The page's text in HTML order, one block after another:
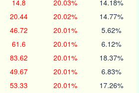
14.8 20.03% 14.18%
20.44 20.02% 14.77%
46.72 20.01% 5.62%
61.6 20.01% 6.12%
83.62 20.01% 18.37%
49.67 20.01% 6.83%
53.33 20.01% 17.26%